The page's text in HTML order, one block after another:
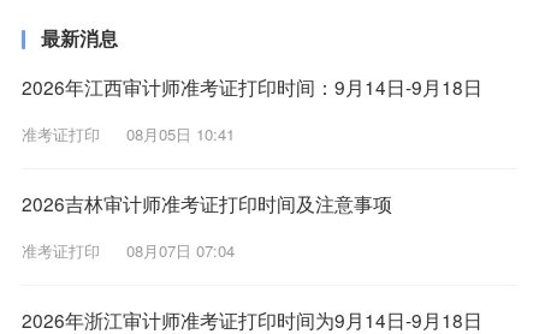
最新消息
2026年江西审计师准考证打印时间：9月14日-9月18日
准考证打印 08月05日 10:41
2026吉林审计师准考证打印时间及注意事项
准考证打印 08月07日 07:04
2026年浙江审计师准考证打印时间为9月14日-9月18日